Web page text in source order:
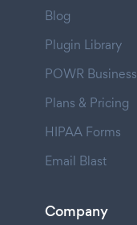
Blog
Plugin Library
POWR Business
Plans & Pricing
HIPAA Forms
Email Blast
Company